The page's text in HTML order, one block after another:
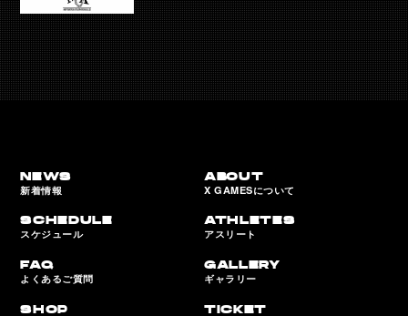
NEWS
新着情報
ABOUT
X GAMESについて
SCHEDULE
スケジュール
ATHLETES
アスリート
FAQ
よくあるご質問
GALLERY
ギャラリー
SHOP TICKET